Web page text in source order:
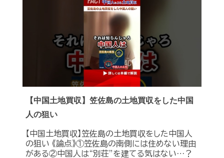
【中国土地買収】笠佐島の土地買収をした中国
人の狙い
【中国土地買収】笠佐島の土地買収をした中国人
の狙い 《論点》①笠佐島の南側には住めない理由
がある②中国人は“別荘”を建てる気はない…？